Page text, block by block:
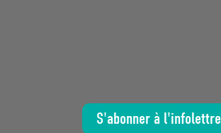
S'abonner à l'infolettre